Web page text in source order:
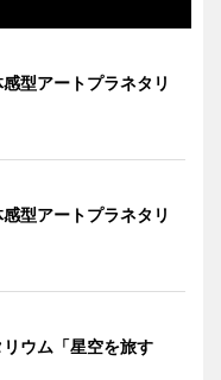
型アートプラネタリ
型アートプラネタリ
ウム「星空を旅す